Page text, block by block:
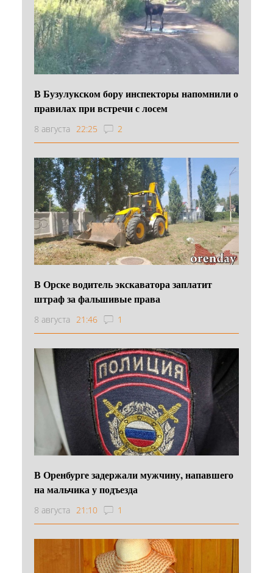
В Бузулукском бору инспекторы напомнили о
правилах при встречи с лосем
8 августа 22:25 2
В Орске водитель экскаватора заплатит
штраф за фальшивые права
8 августа 21:46 1
В Оренбурге задержали мужчину, напавшего
на мальчика у подъезда
8 августа 21:10 1